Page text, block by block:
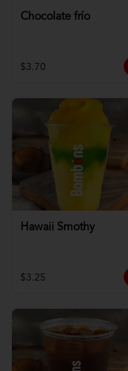
Chocolate frío
$3.70
Hawaii Smothy
$3.25